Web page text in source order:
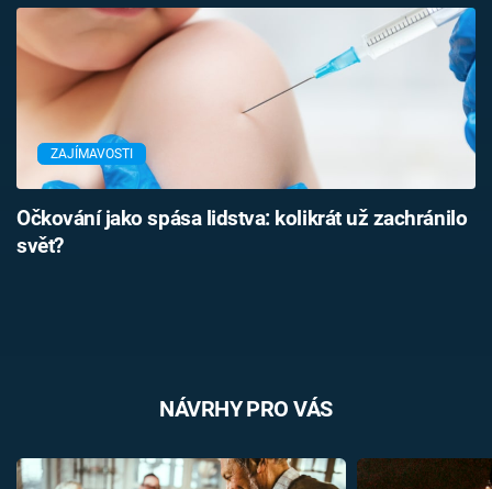
Sledujte nás
ZAJÍMAVOSTI
Očkování jako spása lidstva: kolikrát už zachránilo
svět?
NÁVRHY PRO VÁS